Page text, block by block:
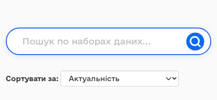
Сортувати за